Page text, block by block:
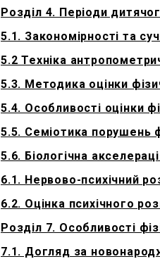
Розділ 4. Періоди
5.1. Закономірності та
5.2 Техніка
5.3. Методика оцінки
5.4. Особливості оцінки
5.5. Семіотика порушень
5.6. Біологічна
6.1. Нервово-психічний
6.2. Оцінка психічного
Розділ 7. Особливості
7.1. Догляд за